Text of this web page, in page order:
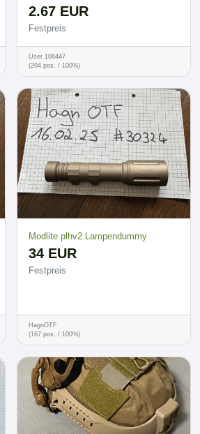
2.67 EUR
Festpreis
User 108447
(204 pos. / 100%)
Modlite plhv2 Lampendummy
34 EUR
Festpreis
HagnOTF
(167 pos. / 100%)